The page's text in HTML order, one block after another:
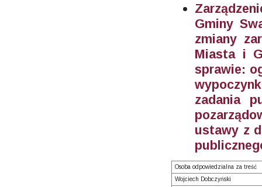
Gminy
zmiany
Miasta i
sprawie:
zadania
ustawy z
Osoba odpowiedzialna za treść
Wojciech Dobczyński